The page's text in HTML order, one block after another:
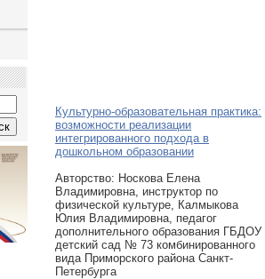
Культурно-образовательная практика:
возможности реализации
интегрированного подхода в
дошкольном образовании
Авторcтво: Носкова Елена
Владимировна, инструктор по
физической культуре, Калмыкова
Юлия Владимировна, педагог
дополнительного образования ГБДОУ
детский сад № 73 комбинированного
вида Приморского района Санкт-
Петербурга